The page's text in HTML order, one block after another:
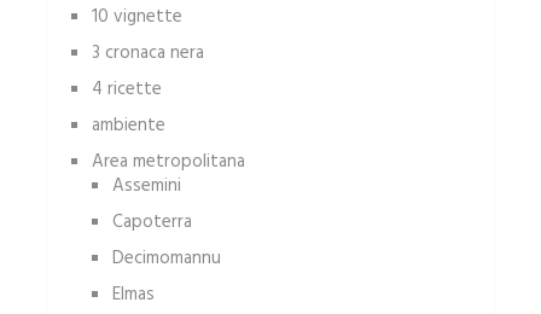
10 vignette
3 cronaca nera
4 ricette
ambiente
Area metropolitana
Assemini
Capoterra
Decimomannu
Elmas